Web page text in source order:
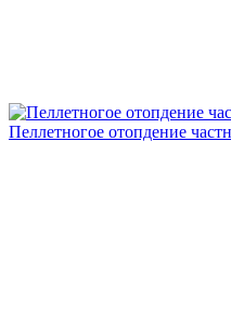
Пеллетногое отопдение